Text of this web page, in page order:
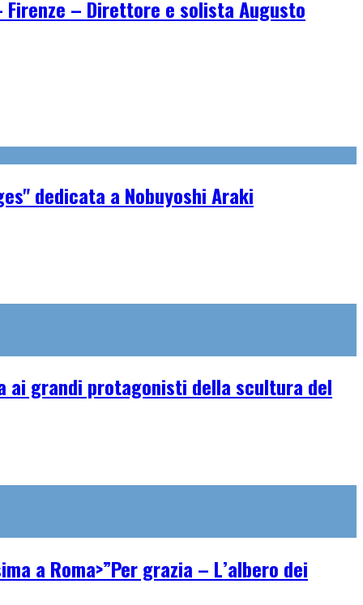
Firenze – Direttore e solista Augusto
dedicata a Nobuyoshi Araki
ai grandi protagonisti della scultura del
a Roma>”Per grazia – L’albero dei